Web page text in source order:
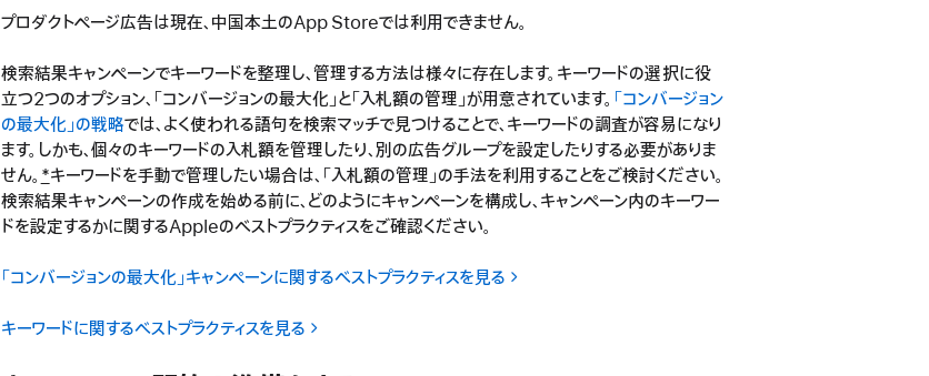
プロダクトページ広告は現在、中国本土のApp Storeでは利用できません。
検索結果キャンペーンでキーワードを整理し、管理する方法は様々に存在します。キーワードの選択に役
立つ2つのオプション、「コンバージョンの最大化」と「入札額の管理」が用意されています。 「コンバージョン
の最大化」の戦略では、よく使われる語句を検索マッチで見つけることで、キーワードの調査が容易になり
ます。しかも、個々のキーワードの入札額を管理したり、別の広告グループを設定したりする必要がありま
せん。 *キーワードを手動で管理したい場合は、「入札額の管理」の手法を利用することをご検討ください。
検索結果キャンペーンの作成を始める前に、どのようにキャンペーンを構成し、キャンペーン内のキーワー
ドを設定するかに関するAppleのベストプラクティスをご確認ください。
「コンバージョンの最大化」キャンペーンに関するベストプラクティスを見る
キーワードに関するベストプラクティスを見る